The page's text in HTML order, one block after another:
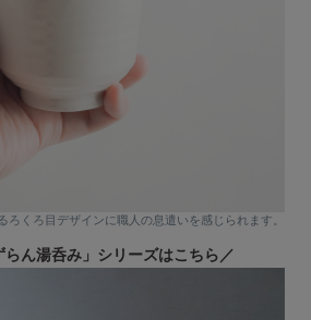
ろくろ目デザインに職人の息遣いを感じられます。
らん湯呑み」シリーズはこちら／